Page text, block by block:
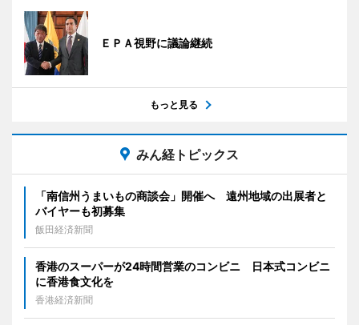
ＥＰＡ視野に議論継続
もっと見る
みん経トピックス
「南信州うまいもの商談会」開催へ 遠州地域の出展者と
バイヤーも初募集
飯田経済新聞
香港のスーパーが24時間営業のコンビニ 日本式コンビニ
に香港食文化を
香港経済新聞